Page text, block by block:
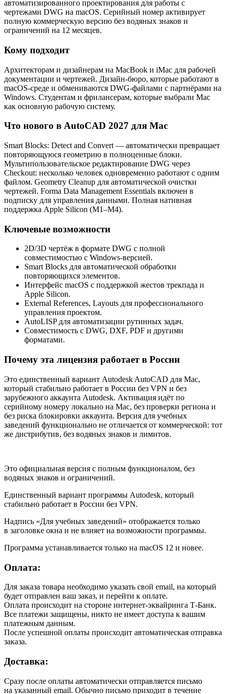
автоматизированного проектирования для работы с
чертежами DWG на macOS. Серийный номер активирует
полную коммерческую версию без водяных знаков и
ограничений на 12 месяцев.
Кому подходит
Архитекторам и дизайнерам на MacBook и iMac для рабочей
документации и чертежей. Дизайн-бюро, которые работают в
macOS-среде и обмениваются DWG-файлами с партнёрами на
Windows. Студентам и фрилансерам, которые выбрали Mac
как основную рабочую систему.
Что нового в AutoCAD 2027 для Mac
Smart Blocks: Detect and Convert — автоматически превращает
повторяющуюся геометрию в полноценные блоки.
Мультипользовательское редактирование DWG через
Checkout: несколько человек одновременно работают с одним
файлом. Geometry Cleanup для автоматической очистки
чертежей. Forma Data Management Essentials включен в
подписку для управления данными. Полная нативная
поддержка Apple Silicon (M1–M4).
Ключевые возможности
2D/3D чертёж в формате DWG с полной
совместимостью с Windows-версией.
Smart Blocks для автоматической обработки
повторяющихся элементов.
Интерфейс macOS с поддержкой жестов трекпада и
Apple Silicon.
External References, Layouts для профессионального
управления проектом.
AutoLISP для автоматизации рутинных задач.
Совместимость с DWG, DXF, PDF и другими
форматами.
Почему эта лицензия работает в России
Это единственный вариант Autodesk AutoCAD для Mac,
который стабильно работает в России без VPN и без
зарубежного аккаунта Autodesk. Активация идёт по
серийному номеру локально на Mac, без проверки региона и
без риска блокировки аккаунта. Версия для учебных
заведений функционально не отличается от коммерческой: тот
же дистрибутив, без водяных знаков и лимитов.
Это официальная версия с полным функционалом, без
водяных знаков и ограничений.
Единственный вариант программы Autodesk, который
стабильно работает в России без VPN.
Надпись «Для учебных заведений» отображается только
в заголовке окна и не влияет на возможности программы.
Программа устанавливается только на macOS 12 и новее.
Оплата:
Для заказа товара необходимо указать свой email, на который
будет отправлен ваш заказ, и перейти к оплате.
Оплата происходит на стороне интернет-эквайринга Т-Банк.
Все платежи защищены, никто не имеет доступа к вашим
платежным данным.
После успешной оплаты происходит автоматическая отправка
заказа.
Доставка:
Сразу после оплаты автоматически отправляется письмо
на указанный email. Обычно письмо приходит в течение